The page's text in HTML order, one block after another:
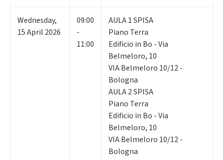
Wednesday,
15April 2026
09:00
-
11:00
AULA 1 SPISA
Piano Terra
Edificio in Bo - Via
Belmeloro, 10
VIA Belmeloro 10/12 -
Bologna
AULA 2 SPISA
Piano Terra
Edificio in Bo - Via
Belmeloro, 10
VIA Belmeloro 10/12 -
Bologna